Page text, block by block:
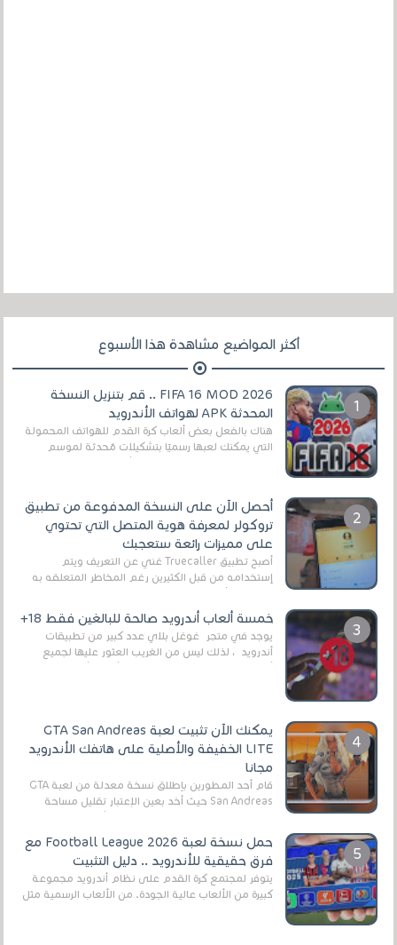
أكثر المواضيع مشاهدة هذا الأسبوع
FIFA 16 MOD 2026 .. قم بتنزيل النسخة
المحدثة APK لهواتف الأندرويد
هناك بالفعل بعض ألعاب كرة القدم للهواتف المحمولة
التي يمكنك لعبها رسميًا بتشكيلات مُحدثة لموسم
أحصل الآن على النسخة المدفوعة من تطبيق
تروكولر لمعرفة هوية المتصل التي تحتوي
على مميزات رائعة ستعجبك
أصبح تطبيق Truecaller غني عن التعريف ويتم
إستخدامه من قبل الكثيرين رغم المخاطر المتعلقه به
خمسة ألعاب أندرويد صالحة للبالغين فقط 18+
يوجد في متجر غوغل بلاي عدد كبير من تطبيقات
أندرويد ، لذلك ليس من الغريب العثور عليها لجميع
يمكنك الآن تثبيت لعبة GTA San Andreas
LITE الخفيفة والأصلية على هاتفك الأندرويد
مجانا
قام أحد المطورين بإطلاق نسخة معدلة من لعبة GTA
San Andreas حيث أخد بعين الإعتبار تقليل مساحة
حمل نسخة لعبة Football League 2026 مع
فرق حقيقية للأندرويد .. دليل التثبيت
يتوفر لمجتمع كرة القدم على نظام أندرويد مجموعة
كبيرة من الألعاب عالية الجودة. من الألعاب الرسمية مثل